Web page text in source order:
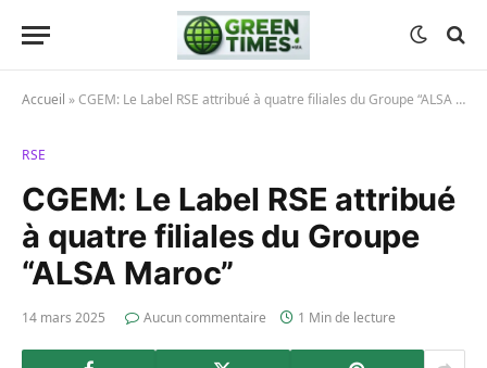
Accueil »CGEM: Le Label RSE attribué à quatre filiales du Groupe “ALSA Maroc”
RSE
CGEM: Le Label RSE attribué
à quatre filiales du Groupe
“ALSA Maroc”
14 mars 2025 Aucun commentaire 1 Min de lecture